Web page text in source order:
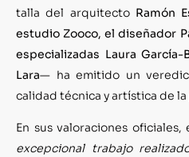
talla del arquitecto Ramón
estudio Zooco, el diseñador
especializadas Laura
Lara— ha emitido un
calidad técnica y artística de
En sus valoraciones
excepcional trabajo